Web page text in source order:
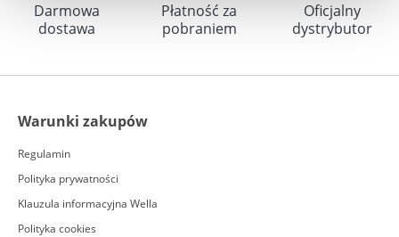
Darmowa
dostawa
Płatność za
pobraniem
Oficjalny
dystrybutor
Warunki zakupów
Regulamin
Polityka prywatności
Klauzula informacyjna Wella
Polityka cookies